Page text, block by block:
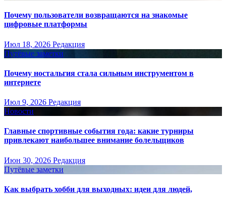
Почему пользователи возвращаются на знакомые
цифровые платформы
Июл 18, 2026 Редакция
Путёвые заметки
Почему ностальгия стала сильным инструментом в
интернете
Июл 9, 2026 Редакция
Новости
Главные спортивные события года: какие турниры
привлекают наибольшее внимание болельщиков
Июн 30, 2026 Редакция
Путёвые заметки
Как выбрать хобби для выходных: идеи для людей,